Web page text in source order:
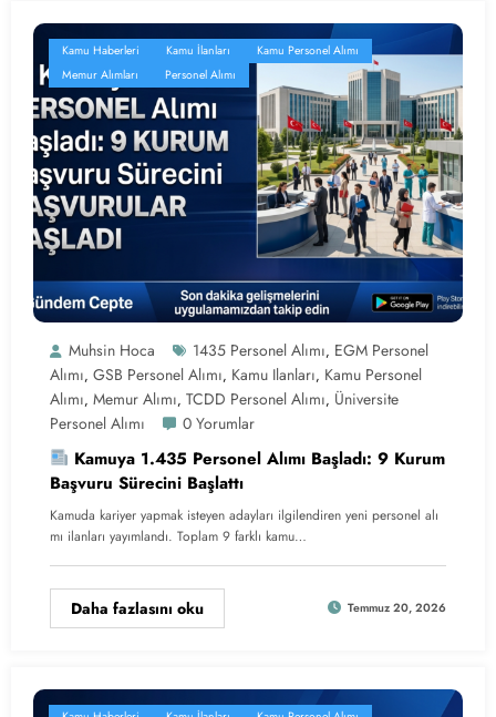
Kamu Haberleri Kamu İlanları
Kamu Personel Alımı
Memur Alımları
Personel Alımı
Muhsin Hoca 1435 Personel Alımı, EGM Personel
Alımı, GSB Personel Alımı, Kamu Ilanları, Kamu Personel
Alımı, Memur Alımı, TCDD Personel Alımı, Üniversite
Personel Alımı
0 Yorumlar
Kamuya 1.435 Personel Alımı Başladı: 9 Kurum
Başvuru Sürecini Başlattı
Kamuda kariyer yapmak isteyen adayları ilgilendiren yeni personel alı
mı ilanları yayımlandı. Toplam 9 farklı kamu…
Daha fazlasını oku Temmuz 20, 2026